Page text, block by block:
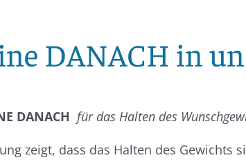
DANACH in
DANACH für das Halten des
zeigt, dass das Halten des